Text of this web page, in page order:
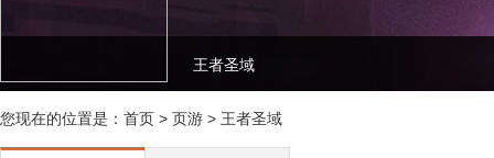
王者圣域
您现在的位置是： 首页 > 页游 > 王者圣域